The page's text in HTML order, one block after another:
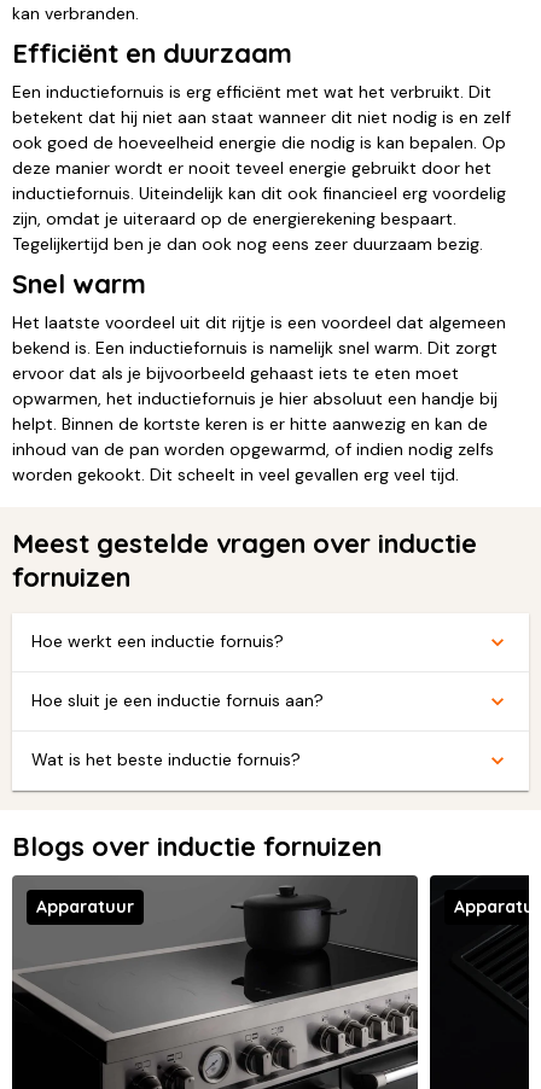
kan verbranden.
Efficiënt en duurzaam
Een inductiefornuis is erg efficiënt met wat het verbruikt. Dit
betekent dat hij niet aan staat wanneer dit niet nodig is en zelf
ook goed de hoeveelheid energie die nodig is kan bepalen. Op
deze manier wordt er nooit teveel energie gebruikt door het
inductiefornuis. Uiteindelijk kan dit ook financieel erg voordelig
zijn, omdat je uiteraard op de energierekening bespaart.
Tegelijkertijd ben je dan ook nog eens zeer duurzaam bezig.
Snel warm
Het laatste voordeel uit dit rijtje is een voordeel dat algemeen
bekend is. Een inductiefornuis is namelijk snel warm. Dit zorgt
ervoor dat als je bijvoorbeeld gehaast iets te eten moet
opwarmen, het inductiefornuis je hier absoluut een handje bij
helpt. Binnen de kortste keren is er hitte aanwezig en kan de
inhoud van de pan worden opgewarmd, of indien nodig zelfs
worden gekookt. Dit scheelt in veel gevallen erg veel tijd.
Meest gestelde vragen over inductie
fornuizen
Hoe werkt een inductie fornuis?
Hoe sluit je een inductie fornuis aan?
Wat is het beste inductie fornuis?
Blogs over inductie fornuizen
Apparatuur